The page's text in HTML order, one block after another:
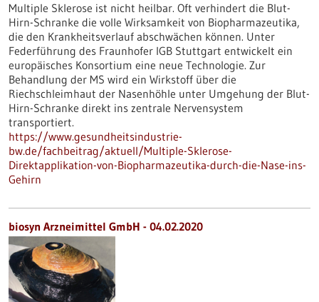
Multiple Sklerose ist nicht heilbar. Oft verhindert die Blut-
Hirn-Schranke die volle Wirksamkeit von Biopharmazeutika,
die den Krankheitsverlauf abschwächen können. Unter
Federführung des Fraunhofer IGB Stuttgart entwickelt ein
europäisches Konsortium eine neue Technologie. Zur
Behandlung der MS wird ein Wirkstoff über die
Riechschleimhaut der Nasenhöhle unter Umgehung der Blut-
Hirn-Schranke direkt ins zentrale Nervensystem
transportiert.
https://www.gesundheitsindustrie-
bw.de/fachbeitrag/aktuell/Multiple-Sklerose-
Direktapplikation-von-Biopharmazeutika-durch-die-Nase-ins-
Gehirn
biosyn Arzneimittel GmbH - 04.02.2020